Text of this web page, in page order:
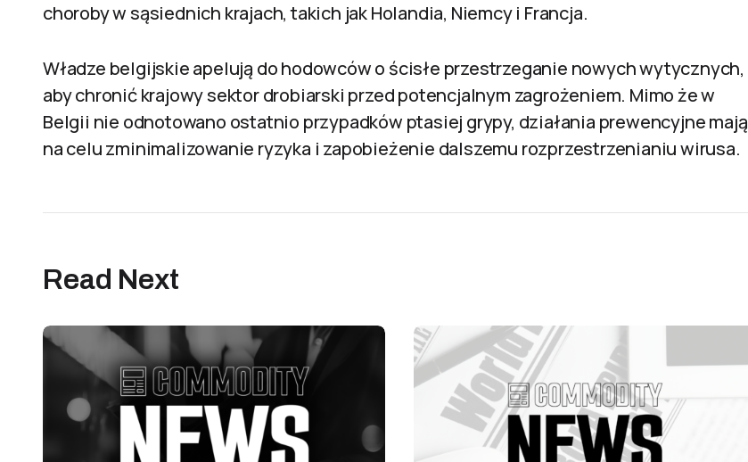
choroby w sąsiednich krajach, takich jak Holandia, Niemcy i Francja.
Władze belgijskie apelują do hodowców o ścisłe przestrzeganie nowych wytycznych,
aby chronić krajowy sektor drobiarski przed potencjalnym zagrożeniem. Mimo że w
Belgii nie odnotowano ostatnio przypadków ptasiej grypy, działania prewencyjne mają
na celu zminimalizowanie ryzyka i zapobieżenie dalszemu rozprzestrzenianiu wirusa.
Read Next